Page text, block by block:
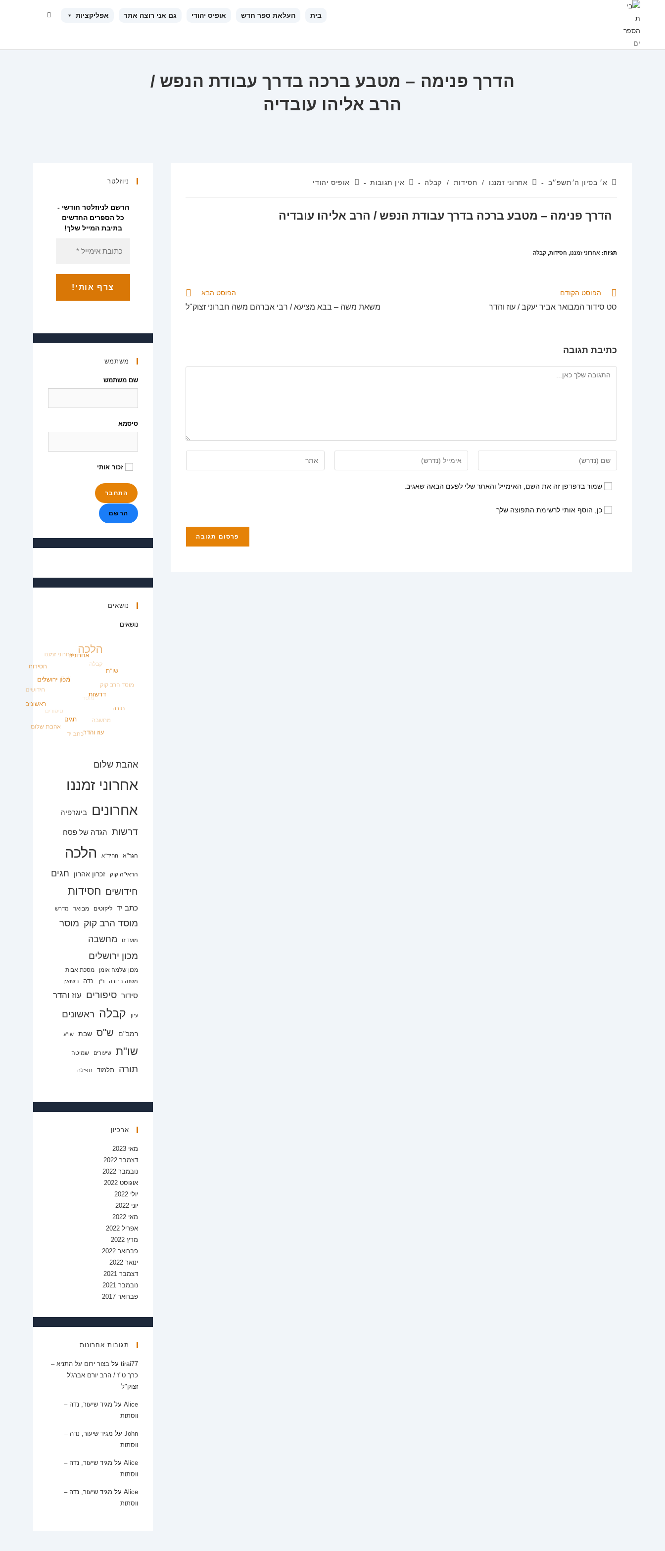
בית העלאת ספר חדש אופיס יהודי גם אני רוצה אתר אפליקציות
Toggle
הדרך פנימה – מטבע ברכה בדרך עבודת הנפש /
הרב אליהו עובדיה
פורסם:
א׳ בסיון ה׳תשפ״ב קטגוריה:
אחרוני זמננו / חסידות / קבלה תגובות:
אין תגובות מחבר:אופיס יהודי
הדרך פנימה – מטבע ברכה בדרך עבודת הנפש / הרב אליהו עובדיה
תגיות: אחרוני זמננו, חסידות, קבלה
לקרוא
נוספים
הפוסט הקודם
סט סידור המבואר אביר יעקב / עוז והדר
הפוסט הבא
משאת משה – בבא מציעא / רבי אברהם משה חברוני זצוק"ל
כתיבת תגובה
להגיב
את
השם
או
את
את
שמור בדפדפן זה את השם, האימייל והאתר שלי לפעם הבאה שאגיב.
כן, הוסף אותי לרשימת התפוצה שלך
ניוזלטר
הרשם לניוזלטר חודשי -
כל הספרים החדשים
בתיבת המייל שלך!
משתמש
שם משתמש
סיסמא
זכור אותי
הרשם
נושאים
נושאים
אהבת שלום
אחרוני זמננו
אחרונים
ביוגרפיה
דרשות הגדה של פסח
הגר"א החיד"א הלכה
הראי"ה קוק זכרון אהרון חגים
חידושים חסידות
כתב יד ליקוטים מבואר מדרש
מוסד הרב קוק מוסר
מועדים מחשבה
מכון ירושלים
מכון שלמה אומן מסכת אבות
משנה ברורה נ"ך נדה נישואין
סידור סיפורים עוז והדר
עיון קבלה ראשונים
רמב"ם ש"ס שבת שו"ע
שו"ת שיעורים שמיטה
תורה תלמוד תפילה
ארכיון
מאי 2023
דצמבר 2022
נובמבר 2022
אוגוסט 2022
יולי 2022
יוני 2022
מאי 2022
אפריל 2022
מרץ 2022
פברואר 2022
ינואר 2022
דצמבר 2021
נובמבר 2021
פברואר 2017
תגובות אחרונות
tirai77על בצור ירום על התניא –
כרך ט"ז / הרב יורם אברג'ל
זצוק"ל
Aliceעל מגיד שיעור, נדה –
ווסתות
Johnעל מגיד שיעור, נדה –
ווסתות
Aliceעל מגיד שיעור, נדה –
ווסתות
Aliceעל מגיד שיעור, נדה –
ווסתות